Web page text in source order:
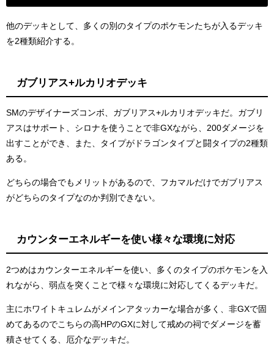
他のデッキとして、多くの別のタイプのポケモンたちが入るデッキ
を2種類紹介する。
ガブリアス+ルカリオデッキ
SMのデザイナーズコンボ、ガブリアス+ルカリオデッキだ。ガブリ
アスはサポート、シロナを使うことで非GXながら、200ダメージを
出すことができ、また、タイプがドラゴンタイプと闘タイプの2種類
ある。
どちらの場合でもメリットがあるので、フカマルだけでガブリアス
がどちらのタイプなのか判別できない。
カウンターエネルギーを使い様々な環境に対応
2つめはカウンターエネルギーを使い、多くのタイプのポケモンを入
れながら、弱点を突くことで様々な環境に対応してくるデッキだ。
主にホワイトキュレムがメインアタッカーな場合が多く、非GXで固
めてあるのでこちらの高HPのGXに対して戒めの祠でダメージを蓄
積させてくる、厄介なデッキだ。